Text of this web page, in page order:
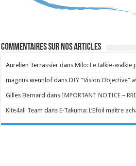
Commentaires sur nos articles
Aurelien Terrassier dansMilo: Le talkie-walkie
magnus wennlof dansDIY “Vision Objective”
Gilles Bernard dansIMPORTANT NOTICE –
Kite4all Team dansE-Takuma: L’Efoil maître